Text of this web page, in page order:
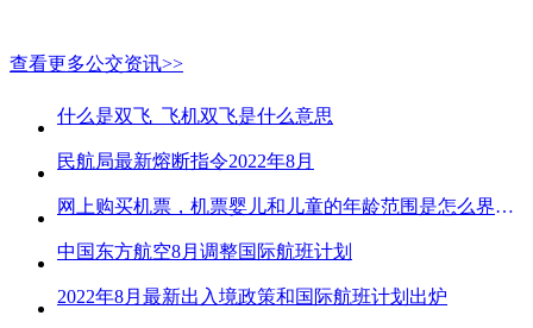
查看更多公交资讯>>
什么是双飞_飞机双飞是什么意思
民航局最新熔断指令2022年8月
网上购买机票，机票婴儿和儿童的年龄范围是怎么界定的？
中国东方航空8月调整国际航班计划
2022年8月最新出入境政策和国际航班计划出炉